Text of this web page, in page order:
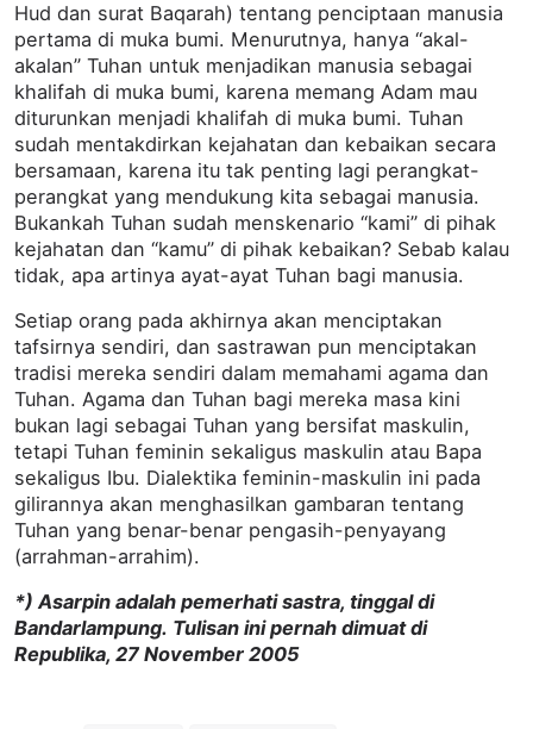
Hud dan surat Baqarah) tentang penciptaan manusia
pertama di muka bumi. Menurutnya, hanya “akal-
akalan” Tuhan untuk menjadikan manusia sebagai
khalifah di muka bumi, karena memang Adam mau
diturunkan menjadi khalifah di muka bumi. Tuhan
sudah mentakdirkan kejahatan dan kebaikan secara
bersamaan, karena itu tak penting lagi perangkat-
perangkat yang mendukung kita sebagai manusia.
Bukankah Tuhan sudah menskenario “kami” di pihak
kejahatan dan “kamu” di pihak kebaikan? Sebab kalau
tidak, apa artinya ayat-ayat Tuhan bagi manusia.
Setiap orang pada akhirnya akan menciptakan
tafsirnya sendiri, dan sastrawan pun menciptakan
tradisi mereka sendiri dalam memahami agama dan
Tuhan. Agama dan Tuhan bagi mereka masa kini
bukan lagi sebagai Tuhan yang bersifat maskulin,
tetapi Tuhan feminin sekaligus maskulin atau Bapa
sekaligus Ibu. Dialektika feminin-maskulin ini pada
gilirannya akan menghasilkan gambaran tentang
Tuhan yang benar-benar pengasih-penyayang
(arrahman-arrahim).
*) Asarpin adalah pemerhati sastra, tinggal di
Bandarlampung. Tulisan ini pernah dimuat di
Republika, 27 November 2005